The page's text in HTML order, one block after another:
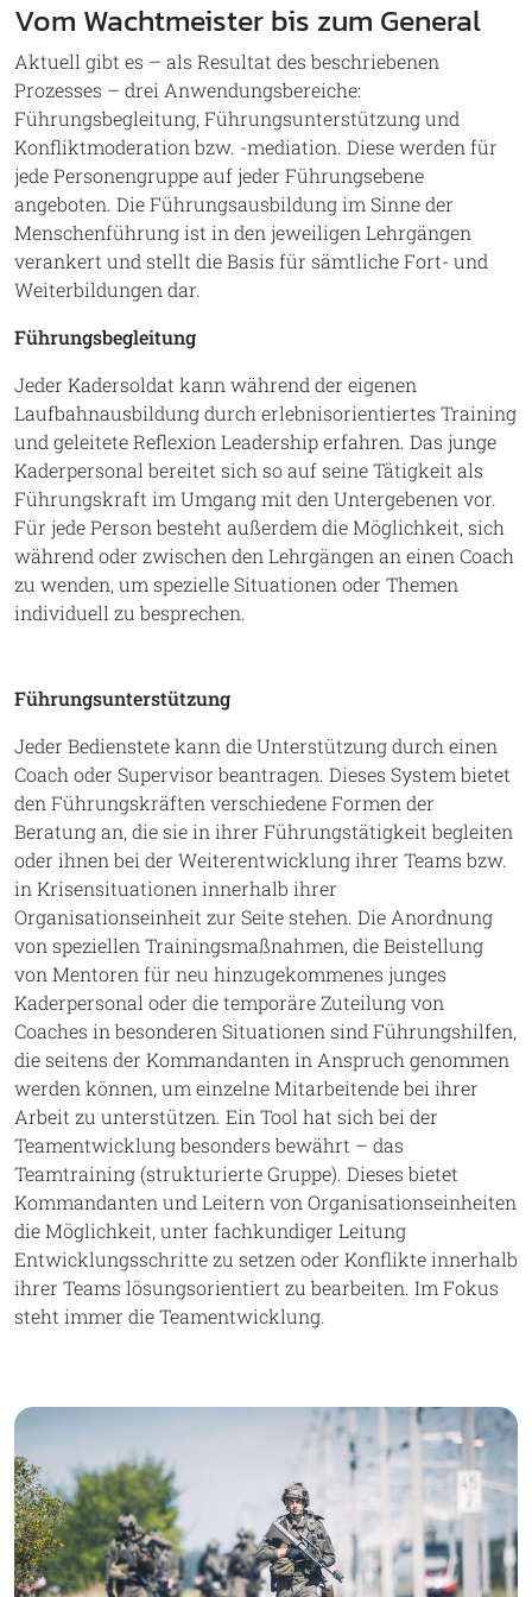
Vom Wachtmeister bis zum General
Aktuell gibt es – als Resultat des beschriebenen
Prozesses – drei Anwendungsbereiche:
Führungsbegleitung, Führungsunterstützung und
Konfliktmoderation bzw. -mediation. Diese werden für
jede Personengruppe auf jeder Führungsebene
angeboten. Die Führungsausbildung im Sinne der
Menschenführung ist in den jeweiligen Lehrgängen
verankert und stellt die Basis für sämtliche Fort- und
Weiterbildungen dar.
Führungsbegleitung
Jeder Kadersoldat kann während der eigenen
Laufbahnausbildung durch erlebnisorientiertes Training
und geleitete Reflexion Leadership erfahren. Das junge
Kaderpersonal bereitet sich so auf seine Tätigkeit als
Führungskraft im Umgang mit den Untergebenen vor.
Für jede Person besteht außerdem die Möglichkeit, sich
während oder zwischen den Lehrgängen an einen Coach
zu wenden, um spezielle Situationen oder Themen
individuell zu besprechen.
Führungsunterstützung
Jeder Bedienstete kann die Unterstützung durch einen
Coach oder Supervisor beantragen. Dieses System bietet
den Führungskräften verschiedene Formen der
Beratung an, die sie in ihrer Führungstätigkeit begleiten
oder ihnen bei der Weiterentwicklung ihrer Teams bzw.
in Krisensituationen innerhalb ihrer
Organisationseinheit zur Seite stehen. Die Anordnung
von speziellen Trainingsmaßnahmen, die Beistellung
von Mentoren für neu hinzugekommenes junges
Kaderpersonal oder die temporäre Zuteilung von
Coaches in besonderen Situationen sind Führungshilfen,
die seitens der Kommandanten in Anspruch genommen
werden können, um einzelne Mitarbeitende bei ihrer
Arbeit zu unterstützen. Ein Tool hat sich bei der
Teamentwicklung besonders bewährt – das
Teamtraining (strukturierte Gruppe). Dieses bietet
Kommandanten und Leitern von Organisationseinheiten
die Möglichkeit, unter fachkundiger Leitung
Entwicklungsschritte zu setzen oder Konflikte innerhalb
ihrer Teams lösungsorientiert zu bearbeiten. Im Fokus
steht immer die Teamentwicklung.